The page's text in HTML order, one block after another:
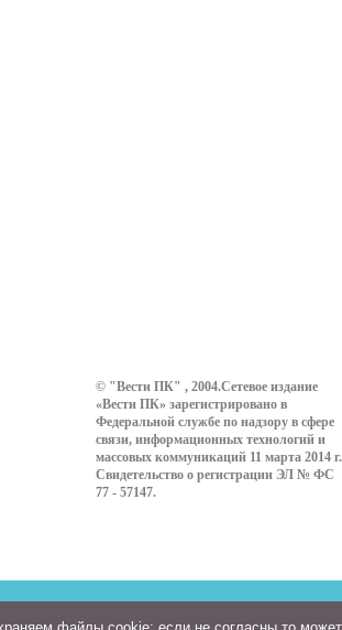
© "Вести ПК" , 2004.Сетевое издание
«Вести ПК» зарегистрировано в
Федеральной службе по надзору в сфере
связи, информационных технологий и
массовых коммуникаций 11 марта 2014 г.
Свидетельство о регистрации ЭЛ № ФС
77 - 57147.